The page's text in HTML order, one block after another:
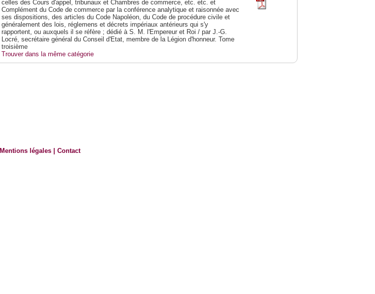
celles des Cours d'appel, tribunaux et Chambres de commerce, etc. etc. et
Complément du Code de commerce par la conférence analytique et raisonnée avec
ses dispositions, des articles du Code Napoléon, du Code de procédure civile et
généralement des lois, réglemens et décrets impériaux antérieurs qui s'y
rapportent, ou auxquels il se réfère ; dédié à S. M. l'Empereur et Roi / par J.-G.
Locré, secrétaire général du Conseil d'Etat, membre de la Légion d'honneur. Tome
troisième
Trouver dans la même catégorie
Mentions légales |Contact